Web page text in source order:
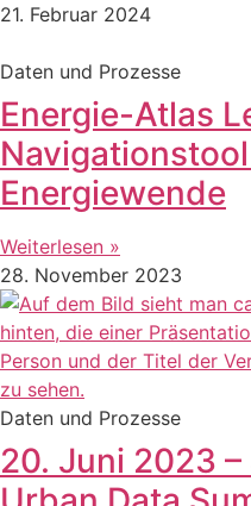
21. Februar 2024
Daten und Prozesse
Energie-Atlas
Energiewende
Weiterlesen »
28. November 2023
Daten und Prozesse
20. Juni 2023 –